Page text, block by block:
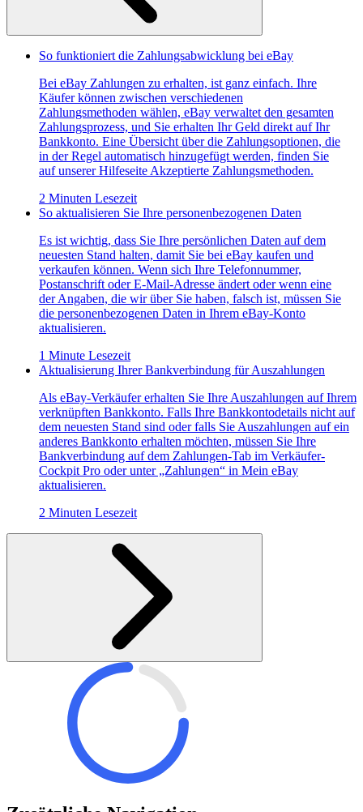
So funktioniert die Zahlungsabwicklung bei eBay
Bei eBay Zahlungen zu erhalten, ist ganz einfach. Ihre
Käufer können zwischen verschiedenen
Zahlungsmethoden wählen, eBay verwaltet den gesamten
Zahlungsprozess, und Sie erhalten Ihr Geld direkt auf Ihr
Bankkonto. Eine Übersicht über die Zahlungsoptionen, die
in der Regel automatisch hinzugefügt werden, finden Sie
auf unserer Hilfeseite Akzeptierte Zahlungsmethoden.
2 Minuten Lesezeit
So aktualisieren Sie Ihre personenbezogenen Daten
Es ist wichtig, dass Sie Ihre persönlichen Daten auf dem
neuesten Stand halten, damit Sie bei eBay kaufen und
verkaufen können. Wenn sich Ihre Telefonnummer,
Postanschrift oder E-Mail-Adresse ändert oder wenn eine
der Angaben, die wir über Sie haben, falsch ist, müssen Sie
die personenbezogenen Daten in Ihrem eBay-Konto
aktualisieren.
1 Minute Lesezeit
Aktualisierung Ihrer Bankverbindung für Auszahlungen
Als eBay-Verkäufer erhalten Sie Ihre Auszahlungen auf Ihrem
verknüpften Bankkonto. Falls Ihre Bankkontodetails nicht auf
dem neuesten Stand sind oder falls Sie Auszahlungen auf ein
anderes Bankkonto erhalten möchten, müssen Sie Ihre
Bankverbindung auf dem Zahlungen-Tab im Verkäufer-
Cockpit Pro oder unter „Zahlungen“ in Mein eBay
aktualisieren.
2 Minuten Lesezeit